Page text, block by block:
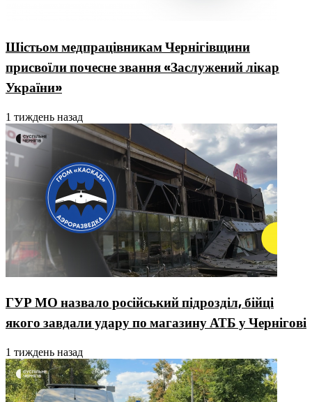
Шістьом медпрацівникам Чернігівщини
присвоїли почесне звання «Заслужений лікар
України»
1 тиждень назад
ГУР МО назвало російський підрозділ, бійці
якого завдали удару по магазину АТБ у Чернігові
1 тиждень назад